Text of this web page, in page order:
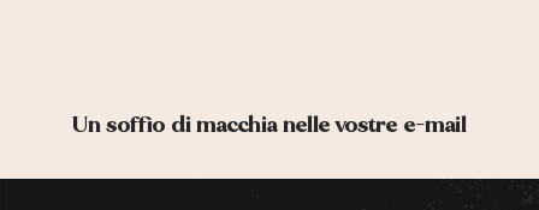
Un soffio di macchia nelle vostre e-mail